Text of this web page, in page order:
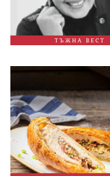
ТЪЖНА ВЕСТ